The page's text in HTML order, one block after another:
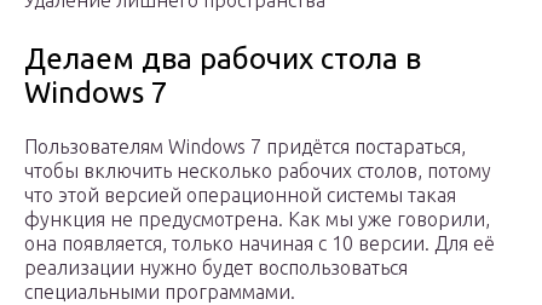
Делаем два рабочих стола в
Windows 7
Пользователям Windows 7 придётся постараться,
чтобы включить несколько рабочих столов, потому
что этой версией операционной системы такая
функция не предусмотрена. Как мы уже говорили,
она появляется, только начиная с 10 версии. Для её
реализации нужно будет воспользоваться
специальными программами.